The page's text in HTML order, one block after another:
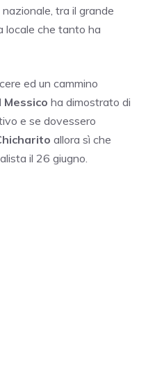
tra il grande
locale che tanto ha
ed un cammino
Messico ha dimostrato di
e se dovessero
allora sì che
il 26 giugno.